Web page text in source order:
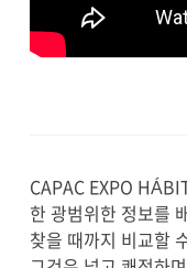
CAPAC EXPO
한 광범위한 정보를
찾을 때까지 비교할